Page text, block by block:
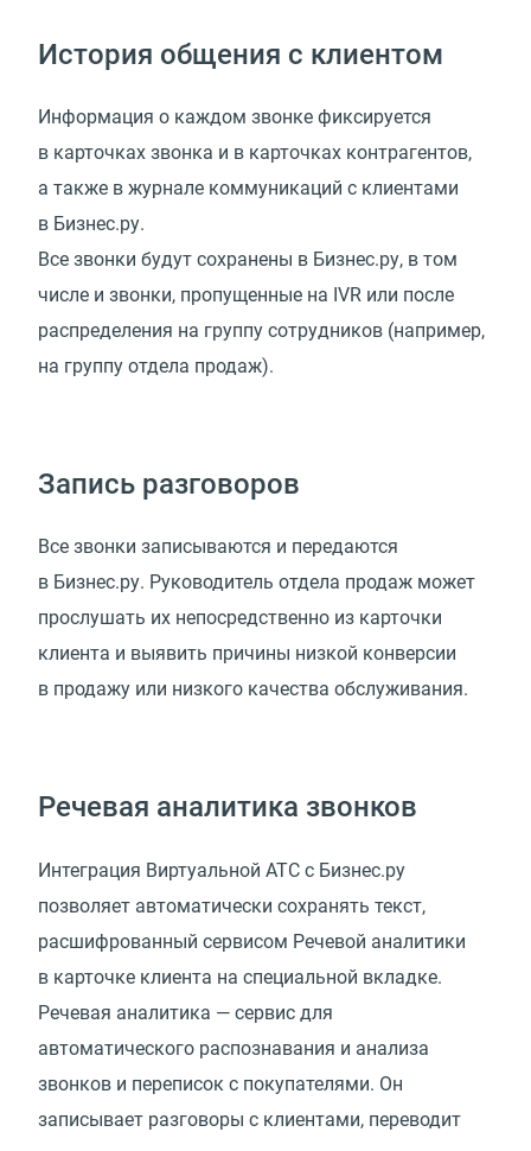
История общения с клиентом
Информация о каждом звонке фиксируется
в карточках звонка и в карточках контрагентов,
а также в журнале коммуникаций с клиентами
в Бизнес.ру.
Все звонки будут сохранены в Бизнес.ру, в том
числе и звонки, пропущенные на IVR или после
распределения на группу сотрудников (например,
на группу отдела продаж).
Запись разговоров
Все звонки записываются и передаются
в Бизнес.ру. Руководитель отдела продаж может
прослушать их непосредственно из карточки
клиента и выявить причины низкой конверсии
в продажу или низкого качества обслуживания.
Речевая аналитика звонков
Интеграция Виртуальной АТС с Бизнес.ру
позволяет автоматически сохранять текст,
расшифрованный сервисом Речевой аналитики
в карточке клиента на специальной вкладке.
Речевая аналитика — сервис для
автоматического распознавания и анализа
звонков и переписок с покупателями. Он
записывает разговоры с клиентами, переводит